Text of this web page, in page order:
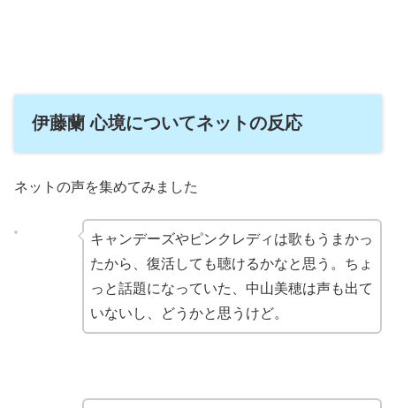
伊藤蘭 心境についてネットの反応
ネットの声を集めてみました
キャンデーズやピンクレディは歌もうまかっ
たから、復活しても聴けるかなと思う。ちょ
っと話題になっていた、中山美穂は声も出て
いないし、どうかと思うけど。